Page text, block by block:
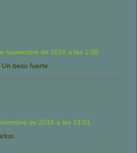
noviembre de 2016 a las 1:05
beso fuerte.
de 2016 a las 19:01